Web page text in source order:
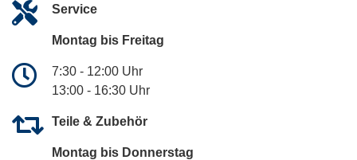
Service
Montag bis Freitag
7:30 - 12:00 Uhr
13:00 - 16:30 Uhr
Teile & Zubehör
Montag bis Donnerstag